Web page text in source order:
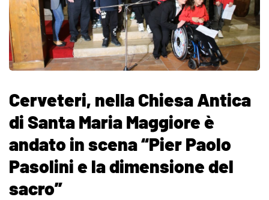
Cerveteri, nella Chiesa Antica
di Santa Maria Maggiore è
andato in scena “Pier Paolo
Pasolini e la dimensione del
sacro”